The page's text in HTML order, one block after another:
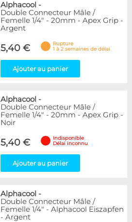
Alphacool -
Double Connecteur Mâle /
Femelle 1/4" - 20mm - Apex Grip -
Argent
5,40 €
Rupture
1 à 2 semaines de délai
Ajouter au panier
Alphacool -
Double Connecteur Mâle /
Femelle 1/4" - 20mm - Apex Grip -
Noir
5,40 €
Indisponible
Délai inconnu
Ajouter au panier
Alphacool -
Double Connecteur Mâle /
Femelle 1/4" - Alphacool Eiszapfen
- Argent